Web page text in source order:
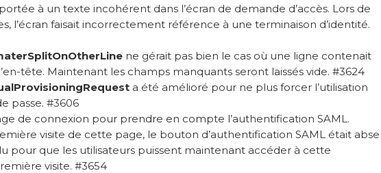
à un texte incohérent dans l’écran de demande d’accès. Lors de
l’écran faisait incorrectement référence à une terminaison d’identité.
ne gérait pas bien le cas où une ligne contenait
tête. Maintenant les champs manquants seront laissés vide. #3624
a été amélioré pour ne plus forcer l’utilisation
passe. #3606
de connexion pour prendre en compte l’authentification SAML.
visite de cette page, le bouton d’authentification SAML était
pour que les utilisateurs puissent maintenant accéder à cette
visite. #3654